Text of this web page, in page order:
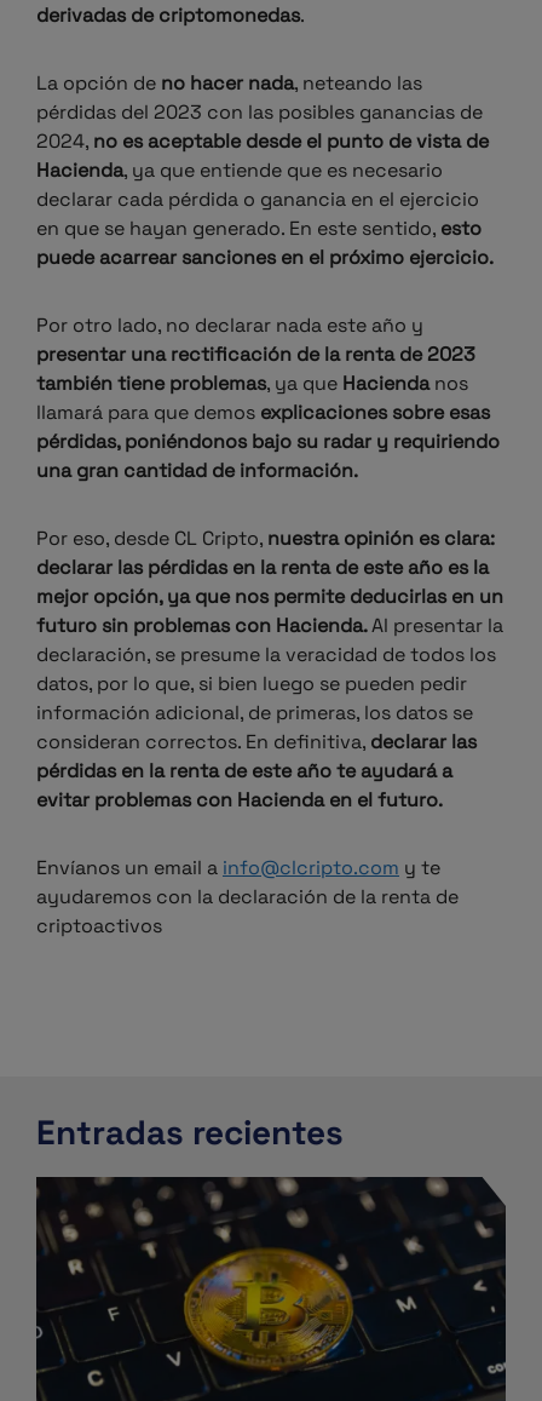
derivadas de criptomonedas.
La opción de no hacer nada, neteando las
pérdidas del 2023 con las posibles ganancias de
2024, no es aceptable desde el punto de vista de
Hacienda, ya que entiende que es necesario
declarar cada pérdida o ganancia en el ejercicio
en que se hayan generado. En este sentido, esto
puede acarrear sanciones en el próximo ejercicio.
Por otro lado, no declarar nada este año y
presentar una rectificación de la renta de 2023
también tiene problemas, ya que Haciendanos
llamará para que demos explicaciones sobre esas
pérdidas, poniéndonos bajo su radar y requiriendo
una gran cantidad de información.
Por eso, desde CL Cripto, nuestra opinión es clara:
declarar las pérdidas en la renta de este año es la
mejor opción, ya que nos permite deducirlas en un
futuro sin problemas con Hacienda.Al presentar la
declaración, se presume la veracidad de todos los
datos, por lo que, si bien luego se pueden pedir
información adicional, de primeras, los datos se
consideran correctos. En definitiva, declarar las
pérdidas en la renta de este año te ayudará a
evitar problemas con Hacienda en el futuro.
Envíanos un email a info@clcripto.com y te
ayudaremos con la declaración de la renta de
criptoactivos
Entradas recientes